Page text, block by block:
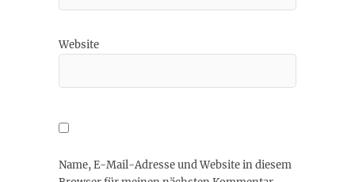
Website
Name, E-Mail-Adresse und Website in diesem